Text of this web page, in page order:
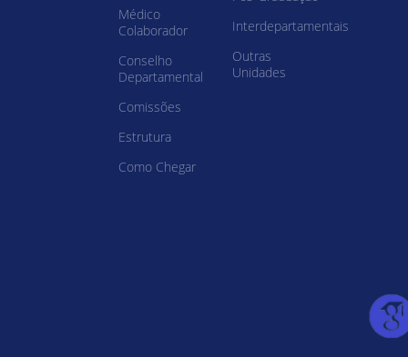
Médico
Colaborador
Conselho
Departamental
Comissões
Estrutura
Como Chegar
Interdepartamentais
Outras
Unidades